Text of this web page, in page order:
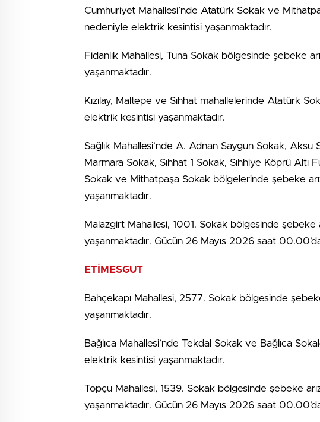
Cumhuriyet Mahallesi’nde Atatürk Sokak ve
nedeniyle elektrik kesintisi yaşanmaktadır.
Fidanlık Mahallesi, Tuna Sokak bölgesinde şebeke
yaşanmaktadır.
Kızılay, Maltepe ve Sıhhat mahallelerinde Atatürk
elektrik kesintisi yaşanmaktadır.
Sağlık Mahallesi’nde A. Adnan Saygun Sokak,
Marmara Sokak, Sıhhat 1 Sokak, Sıhhiye Köprü Altı
Sokak ve Mithatpaşa Sokak bölgelerinde şebeke
yaşanmaktadır.
Malazgirt Mahallesi, 1001. Sokak bölgesinde şebeke
yaşanmaktadır. Gücün 26 Mayıs 2026 saat
ETİMESGUT
Bahçekapı Mahallesi, 2577. Sokak bölgesinde
yaşanmaktadır.
Bağlıca Mahallesi’nde Tekdal Sokak ve Bağlıca
elektrik kesintisi yaşanmaktadır.
Topçu Mahallesi, 1539. Sokak bölgesinde şebeke
yaşanmaktadır. Gücün 26 Mayıs 2026 saat